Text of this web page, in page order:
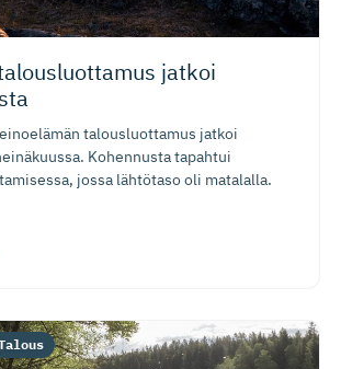
jatkoi
talousluottamus jatkoi
Kohennusta tapahtui
jossa lähtötaso oli matalalla.